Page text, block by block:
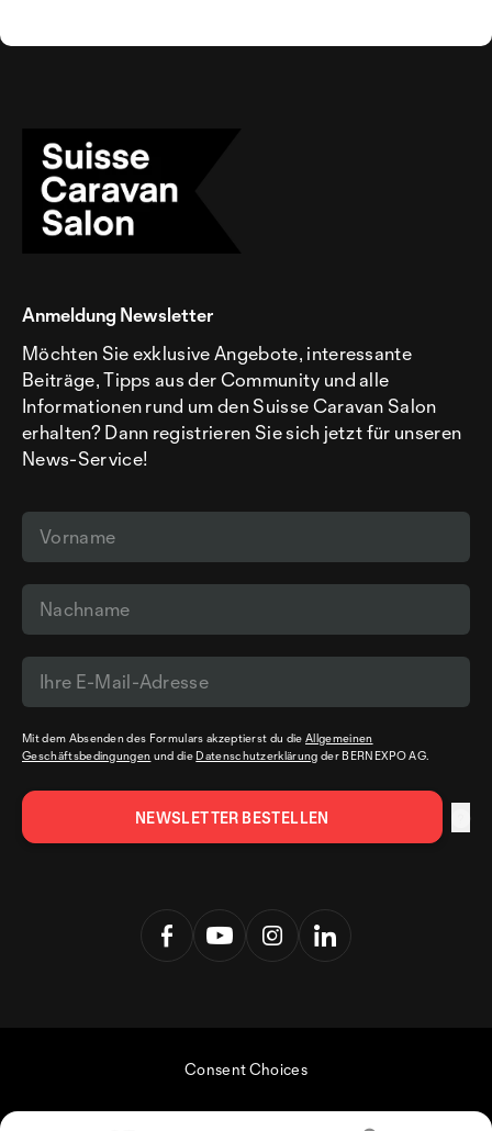
Anmeldung Newsletter
Möchten Sie exklusive Angebote, interessante
Beiträge, Tipps aus der Community und alle
Informationen rund um den Suisse Caravan Salon
erhalten? Dann registrieren Sie sich jetzt für unseren
News-Service!
Mit dem Absenden des Formulars akzeptierst du dieAllgemeinen
Geschäftsbedingungen und die Datenschutzerklärung der BERNEXPO AG.
Consent Choices